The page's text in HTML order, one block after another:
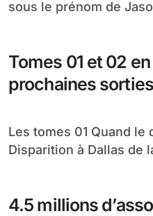
sous le prénom de
Tomes 01 et 02
prochaines
Les tomes 01 Quand le danger rôde et 02
Disparition à Dallas de
4.5 millions